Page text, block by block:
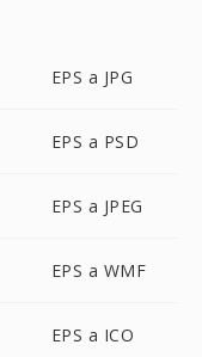
EPS a JPG
EPS a PSD
EPS a JPEG
EPS a WMF
EPS a ICO